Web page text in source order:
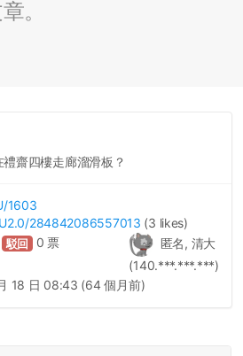
。
齋四樓走廊溜滑板？
/1603
/284842086557013 (3 likes)
匿名, 清大
(140.***.***.***)
駁回 0 票
18 日 08:43 (64 個月前)